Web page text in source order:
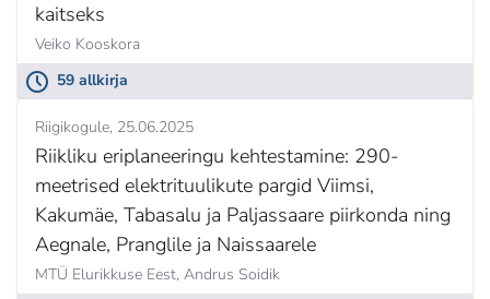
kaitseks
Veiko Kooskora
59 allkirja
Riigikogule 25.06.2025
Riikliku eriplaneeringu kehtestamine: 290-
meetrised elektrituulikute pargid Viimsi,
Kakumäe, Tabasalu ja Paljassaare piirkonda ning
Aegnale, Pranglile ja Naissaarele
MTÜ Elurikkuse Eest, Andrus Soidik